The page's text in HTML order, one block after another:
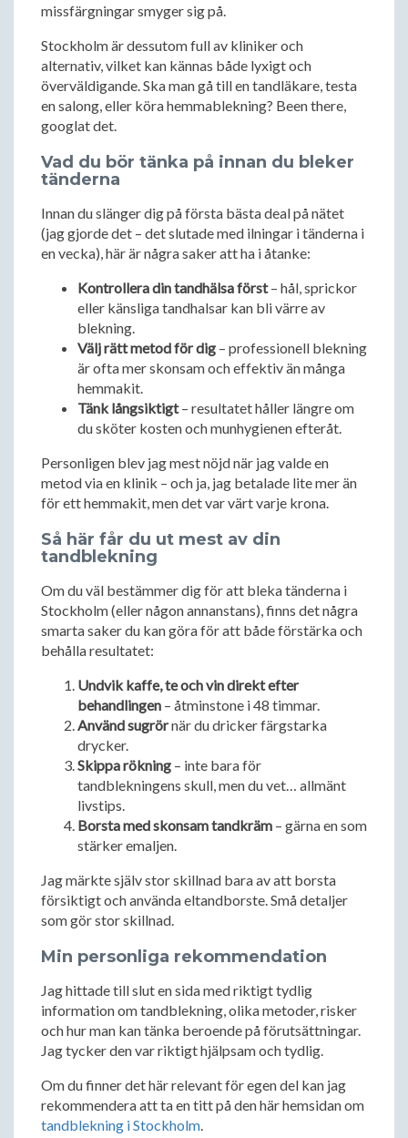
missfärgningar smyger sig på.
Stockholm är dessutom full av kliniker och
alternativ, vilket kan kännas både lyxigt och
överväldigande. Ska man gå till en tandläkare, testa
en salong, eller köra hemmablekning? Been there,
googlat det.
Vad du bör tänka på innan du bleker
tänderna
Innan du slänger dig på första bästa deal på nätet
(jag gjorde det – det slutade med ilningar i tänderna i
en vecka), här är några saker att ha i åtanke:
Kontrollera din tandhälsa först– hål, sprickor
eller känsliga tandhalsar kan bli värre av
blekning.
Välj rätt metod för dig – professionell blekning
är ofta mer skonsam och effektiv än många
hemmakit.
Tänk långsiktigt– resultatet håller längre om
du sköter kosten och munhygienen efteråt.
Personligen blev jag mest nöjd när jag valde en
metod via en klinik – och ja, jag betalade lite mer än
för ett hemmakit, men det var värt varje krona.
Så här får du ut mest av din
tandblekning
Om du väl bestämmer dig för att bleka tänderna i
Stockholm (eller någon annanstans), finns det några
smarta saker du kan göra för att både förstärka och
behålla resultatet:
Undvik kaffe, te och vin direkt efter
behandlingen – åtminstone i 48 timmar.
Använd sugrörnär du dricker färgstarka
drycker.
Skippa rökning – inte bara för
tandblekningens skull, men du vet… allmänt
livstips.
Borsta med skonsam tandkräm – gärna en som
stärker emaljen.
Jag märkte själv stor skillnad bara av att borsta
försiktigt och använda eltandborste. Små detaljer
som gör stor skillnad.
Min personliga rekommendation
Jag hittade till slut en sida med riktigt tydlig
information om tandblekning, olika metoder, risker
och hur man kan tänka beroende på förutsättningar.
Jag tycker den var riktigt hjälpsam och tydlig.
Om du finner det här relevant för egen del kan jag
rekommendera att ta en titt på den här hemsidan om
tandblekning i Stockholm.